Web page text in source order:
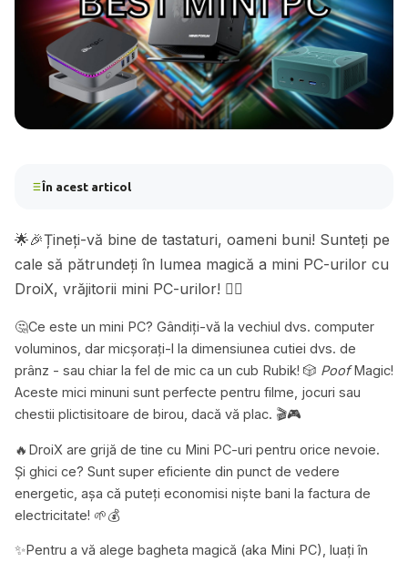
În acest articol
🌟🎉Țineți-vă bine de tastaturi, oameni buni! Sunteți pe
cale să pătrundeți în lumea magică a mini PC-urilor cu
DroiX, vrăjitorii mini PC-urilor! 🧙‍♂️
🤔Ce este un mini PC? Gândiți-vă la vechiul dvs. computer
voluminos, dar micșorați-l la dimensiunea cutiei dvs. de
prânz - sau chiar la fel de mic ca un cub Rubik! 🎲 PoofMagic!
Aceste mici minuni sunt perfecte pentru filme, jocuri sau
chestii plictisitoare de birou, dacă vă plac. 🎬🎮
🔥DroiX are grijă de tine cu Mini PC-uri pentru orice nevoie.
Și ghici ce? Sunt super eficiente din punct de vedere
energetic, așa că puteți economisi niște bani la factura de
electricitate! 🌱💰
✨Pentru a vă alege bagheta magică (aka Mini PC), luați în